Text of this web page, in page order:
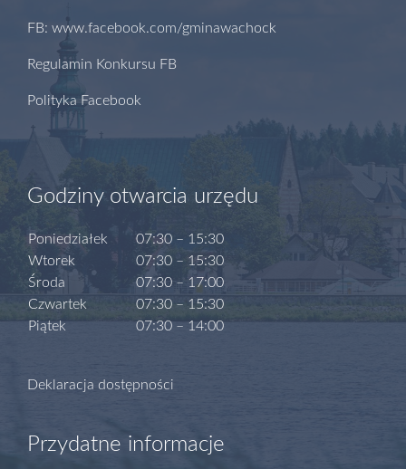
FB: www.facebook.com/gminawachock
Regulamin Konkursu FB
Polityka Facebook
Godziny otwarcia urzędu
Poniedziałek
Wtorek
Środa
Czwartek
Piątek
07:30 – 15:30
07:30 – 15:30
07:30 – 17:00
07:30 – 15:30
07:30 – 14:00
Deklaracja dostępności
Przydatne informacje